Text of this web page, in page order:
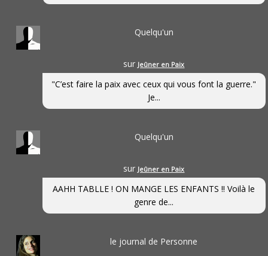
Quelqu'un
sur Jeûner en Paix
"C’est faire la paix avec ceux qui vous font la guerre."
Je...
Quelqu'un
sur Jeûner en Paix
AAHH TABLLE ! ON MANGE LES ENFANTS !! Voilà le
genre de...
le journal de Personne